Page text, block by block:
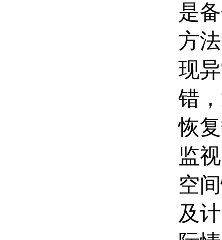
是
方
现
错
恢
监
空
及